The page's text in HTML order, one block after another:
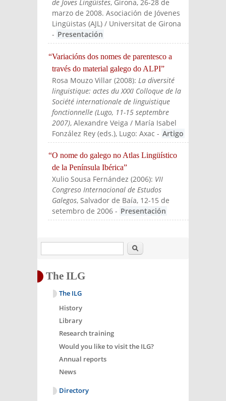
de Joves Lingüistes, Girona, 26-28 de
marzo de 2008. Asociación de Jóvenes
Lingüistas (AJL) / Universitat de Girona
- Presentación
“Variacións dos nomes de parentesco a
través do material galego do ALPI”
Rosa Mouzo Villar (2008): La diversité
linguistique: actes du XXXI Colloque de la
Société internationale de linguistique
fonctionnelle (Lugo, 11-15 septembre
2007), Alexandre Veiga / María Isabel
Fonzález Rey (eds.), Lugo: Axac - Artigo
“O nome do galego no Atlas Lingüístico
de la Península Ibérica”
Xulio Sousa Fernández (2006): VII
Congreso Internacional de Estudos
Galegos, Salvador de Baía, 12-15 de
setembro de 2006 - Presentación
Search
The ILG
The ILG
History
Library
Research training
Would you like to visit the ILG?
Annual reports
News
Directory